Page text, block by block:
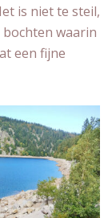
is niet te steil,
waarin
een fijne